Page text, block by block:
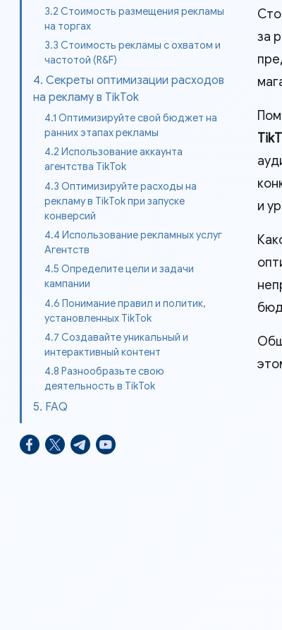
3.2 Стоимость размещения рекламы
на торгах
3.3 Стоимость рекламы с охватом и
частотой (R&F)
4. Секреты оптимизации расходов
на рекламу в TikTok
4.1 Оптимизируйте свой бюджет на
ранних этапах рекламы
4.2 Использование аккаунта
агентства TikTok
4.3 Оптимизируйте расходы на
рекламу в TikTok при запуске
конверсий
4.4 Использование рекламных услуг
Агентств
4.5 Определите цели и задачи
кампании
4.6 Понимание правил и политик,
установленных TikTok
4.7 Создавайте уникальный и
интерактивный контент
4.8 Разнообразьте свою
деятельность в TikTok
5. FAQ
за
и